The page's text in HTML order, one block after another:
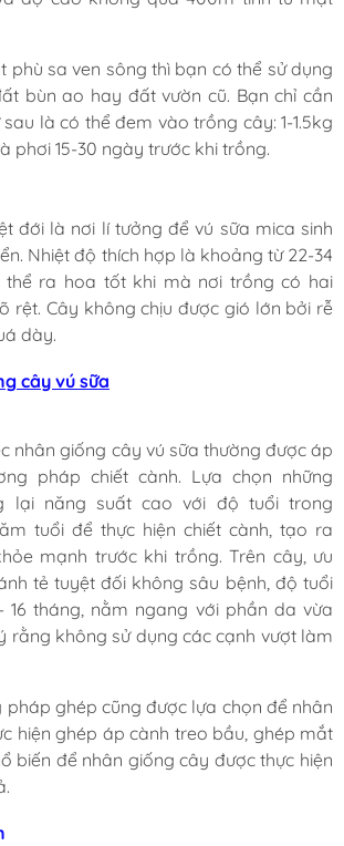
phù sa ven sông thì bạn có thể sử dụng
bùn ao hay đất vườn cũ. Bạn chỉ cần
là có thể đem vào trồng cây: 1-1.5kg
phơi 15-30 ngày trước khi trồng.
đới là nơi lí tưởng để vú sữa mica sinh
Nhiệt độ thích hợp là khoảng từ 22-34
thể ra hoa tốt khi mà nơi trồng có hai
rệt. Cây không chịu được gió lớn bởi rễ
dày.
cây vú sữa
nhân giống cây vú sữa thường được áp
pháp chiết cành. Lựa chọn những
lại năng suất cao với độ tuổi trong
tuổi để thực hiện chiết cành, tạo ra
mạnh trước khi trồng. Trên cây, ưu
tẻ tuyệt đối không sâu bệnh, độ tuổi
16 tháng, nằm ngang với phần da vừa
rằng không sử dụng các cạnh vượt làm
pháp ghép cũng được lựa chọn để nhân
hiện ghép áp cành treo bầu, ghép mắt
biến để nhân giống cây được thực hiện